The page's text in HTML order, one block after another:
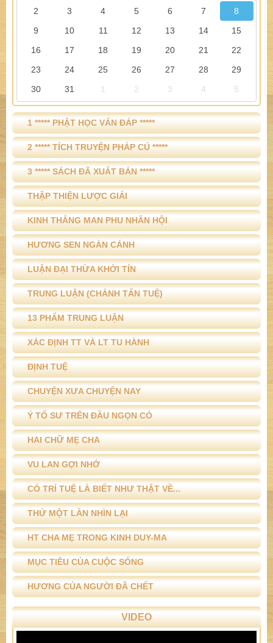
2 3 4 5 6 7
8
9
10 11 12 13 14
15
16
17 18 19 20 21
22
23
24 25 26 27 28
29
30
31 1 2 3 4 5
1 ***** PHẬT HỌC VẤN ĐÁP *****
2 ***** TÍCH TRUYỆN PHÁP CÚ *****
3 ***** SÁCH ĐÃ XUẤT BẢN *****
THẬP THIỆN LƯỢC GIẢI
KINH THẮNG MAN PHU NHÂN HỘI
HƯƠNG SEN NGÀN CÁNH
LUẬN ĐẠI THỪA KHỞI TÍN
TRUNG LUẬN (CHÁNH TẤN TUỆ)
13 PHẨM TRUNG LUẬN
XÁC ĐỊNH TT VÀ LT TU HÀNH
ĐỊNH TUỆ
CHUYỆN XƯA CHUYỆN NAY
Ý TỔ SƯ TRÊN ĐẦU NGỌN CỎ
HAI CHỮ MẸ CHA
VU LAN GỢI NHỚ
CÓ TRÍ TUỆ LÀ BIẾT NHƯ THẬT VỀ...
THỬ MỘT LẦN NHÌN LẠI
HT CHA MẸ TRONG KINH DUY-MA
MỤC TIÊU CỦA CUỘC SỐNG
HƯƠNG CỦA NGƯỜI ĐÃ CHẾT
VIDEO